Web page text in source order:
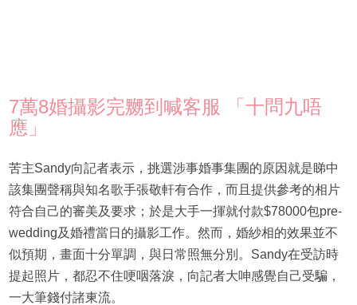
7萬8婚攝影完嬲到喊客服 「十問九唔
應」
苦主Sandy向記者表示，挑選涉事婚事集團的原因就是睇中
該集團聲稱與知名歌手張敬軒有合作，而且提供參考的相片
符合自己的審美及要求；於是大手一揮就付款$78000包pre-
wedding及婚禮當日的攝影工作。然而，婚紗相的效果並不
似預期，畫面十分單調，與日常照無分別。Sandy在受訪時
提起照片，都忍不住哽咽落淚，向記者大呻感覺自己受騙，
一大筆錢付諸東流。